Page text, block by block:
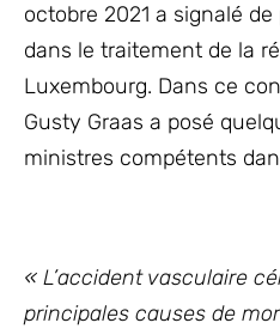
octobre 2021 a signalé
dans le traitement de la
Luxembourg. Dans ce
Gusty Graas a posé
ministres compétents
« L’accident vasculaire
principales causes de